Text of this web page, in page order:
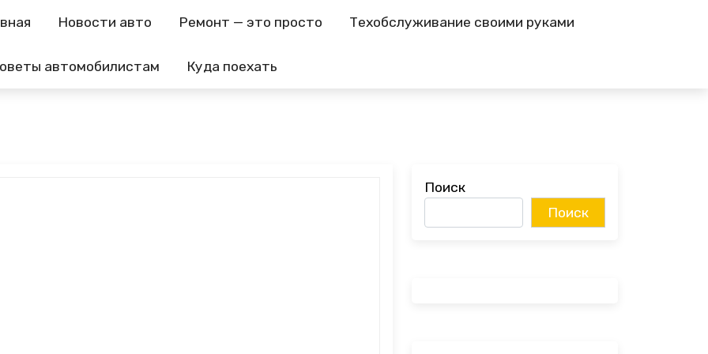
Новости авто Ремонт — это просто Техобслуживание своими руками
автомобилистам Куда поехать
Поиск
Поиск